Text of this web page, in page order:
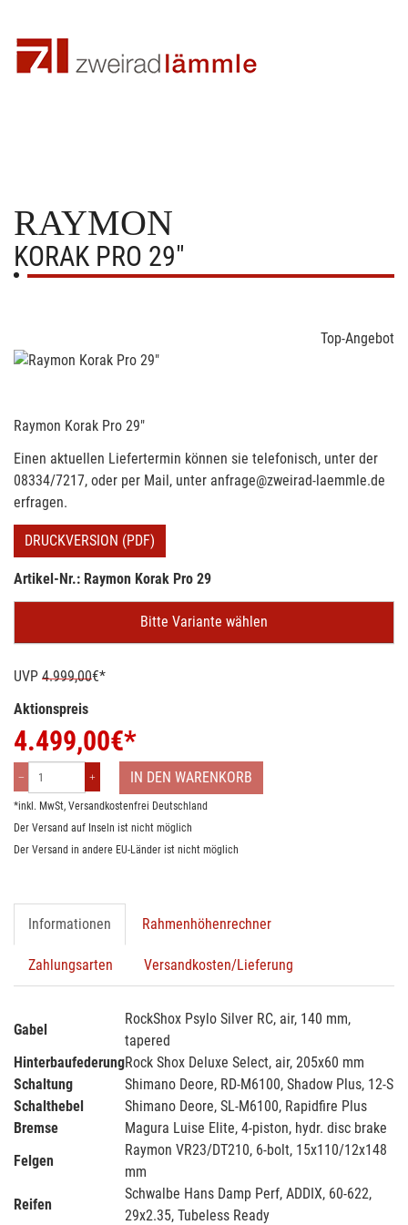
RAYMON
KORAK PRO 29"
Top-Angebot
Raymon Korak Pro 29"
Einen aktuellen Liefertermin können sie telefonisch, unter der
08334/7217, oder per Mail, unter anfrage@zweirad-laemmle.de
erfragen.
DRUCKVERSION (PDF)
Artikel-Nr.: Raymon Korak Pro 29
Bitte Variante wählen
UVP 4.999,00€*
Aktionspreis
4.499,00€*
IN DEN WARENKORB
*inkl. MwSt, Versandkostenfrei Deutschland
Der Versand auf Inseln ist nicht möglich
Der Versand in andere EU-Länder ist nicht möglich
Informationen Rahmenhöhenrechner
Zahlungsarten Versandkosten/Lieferung
Gabel
RockShox Psylo Silver RC, air, 140 mm,
tapered
HinterbaufederungRock Shox Deluxe Select, air, 205x60 mm
Schaltung
Shimano Deore, RD-M6100, Shadow Plus, 12-S
Schalthebel
Shimano Deore, SL-M6100, Rapidfire Plus
Bremse
Magura Luise Elite, 4-piston, hydr. disc brake
Felgen
Raymon VR23/DT210, 6-bolt, 15x110/12x148
mm
Reifen
Schwalbe Hans Damp Perf, ADDIX, 60-622,
29x2.35, Tubeless Ready